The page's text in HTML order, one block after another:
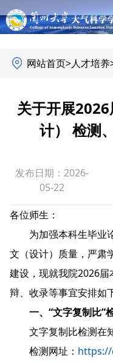
网站首页>人才培养
关于开展
计） 检测
发布日期：2026-
05-22
各位师生：
为加强本科生毕业
文（设计）质量，严肃
建设，现就我院2026
辩、收录等事宜安排如下
一、“文字复制比”
文字复制比检测在
检测网址： https://